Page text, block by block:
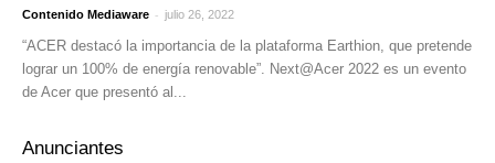
Contenido Mediaware - julio 26, 2022
“ACER destacó la importancia de la plataforma Earthion, que pretende
lograr un 100% de energía renovable”. Next@Acer 2022 es un evento
de Acer que presentó al...
Anunciantes